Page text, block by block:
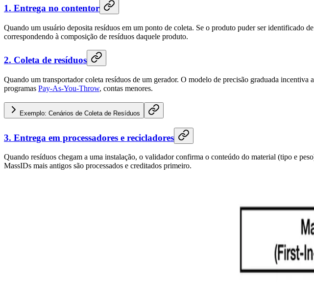
1. Entrega no contentor
Quando um usuário deposita resíduos em um ponto de coleta. Se o produto puder ser
correspondendo à composição de resíduos daquele produto.
2. Coleta de resíduos
Quando um transportador coleta resíduos de um gerador. O modelo de precisão graduada
programas Pay-As-You-Throw, contas menores.
Exemplo: Cenários de Coleta de Resíduos
3. Entrega em processadores e recicladores
Quando resíduos chegam a uma instalação, o validador confirma o conteúdo do material (tipo e
MassIDs mais antigos são processados e creditados primeiro.